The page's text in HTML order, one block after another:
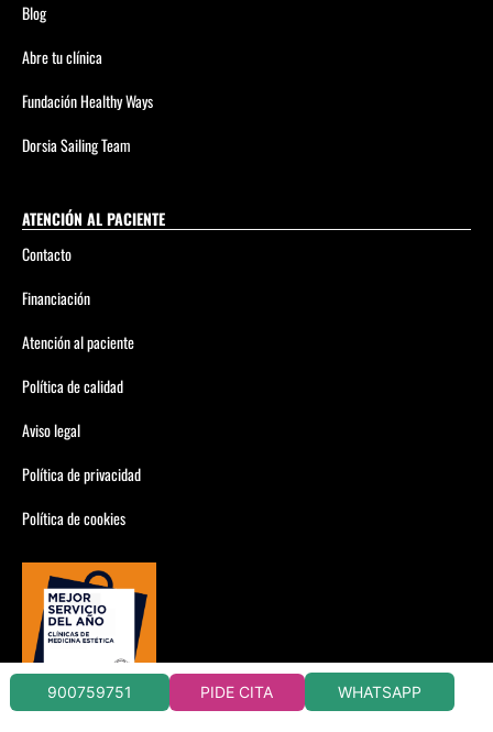
Blog
Abre tu clínica
Fundación Healthy Ways
Dorsia Sailing Team
ATENCIÓN AL PACIENTE
Contacto
Financiación
Atención al paciente
Política de calidad
Aviso legal
Política de privacidad
Política de cookies
900759751 PIDE CITA WHATSAPP